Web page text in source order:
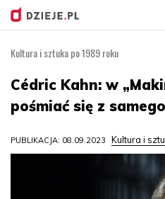
Kultura i sztuka po 1989 roku
Cédric Kahn: w
pośmiać się z
PUBLIKACJA: 08.09.2023 Kultura i